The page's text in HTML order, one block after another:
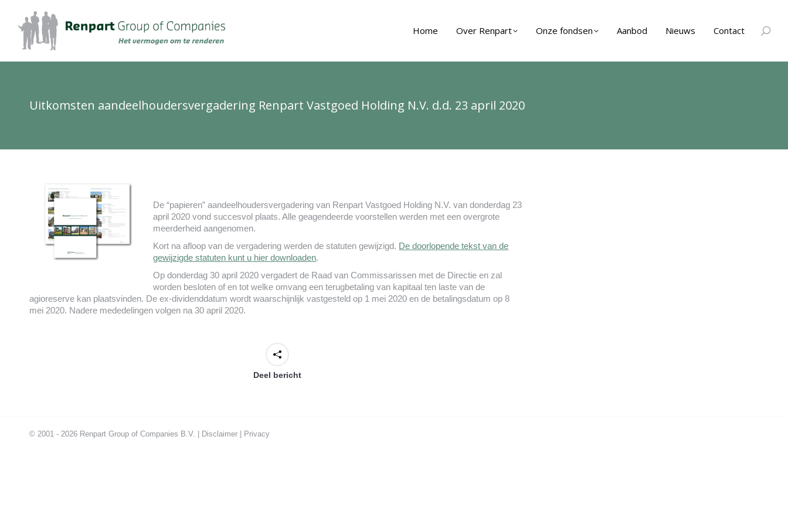
Home Over Renpart Onze fondsen Aanbod Nieuws Contact
Uitkomsten aandeelhoudersvergadering Renpart Vastgoed Holding N.V. d.d. 23 april 2020
De “papieren” aandeelhoudersvergadering van Renpart Vastgoed Holding N.V. van donderdag 23
april 2020 vond succesvol plaats. Alle geagendeerde voorstellen werden met een overgrote
meerderheid aangenomen.
Kort na afloop van de vergadering werden de statuten gewijzigd. De doorlopende tekst van de
gewijzigde statuten kunt u hier downloaden.
Op donderdag 30 april 2020 vergadert de Raad van Commissarissen met de Directie en zal
worden besloten of en tot welke omvang een terugbetaling van kapitaal ten laste van de
agioreserve kan plaatsvinden. De ex-dividenddatum wordt waarschijnlijk vastgesteld op 1 mei 2020 en de betalingsdatum op 8
mei 2020. Nadere mededelingen volgen na 30 april 2020.
Deel bericht
© 2001 - 2026 Renpart Group of Companies B.V. | Disclaimer Privacy